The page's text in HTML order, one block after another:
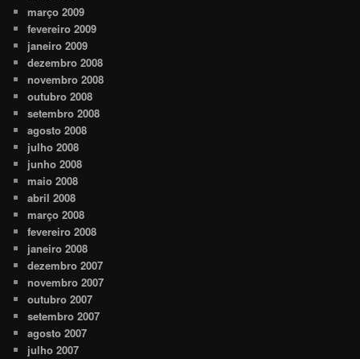
março 2009
fevereiro 2009
janeiro 2009
dezembro 2008
novembro 2008
outubro 2008
setembro 2008
agosto 2008
julho 2008
junho 2008
maio 2008
abril 2008
março 2008
fevereiro 2008
janeiro 2008
dezembro 2007
novembro 2007
outubro 2007
setembro 2007
agosto 2007
julho 2007